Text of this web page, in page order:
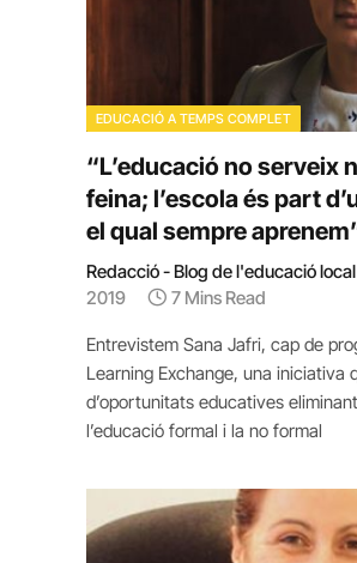
EDUCACIÓ A TEMPS COMPLET
“L’educació no serveix
feina; l’escola és part
el qual sempre
Redacció - Blog de l'educació local
2019
7 Mins Read
Entrevistem Sana Jafri, cap de
Learning Exchange, una iniciativa
d’oportunitats educatives
l’educació formal i la no formal